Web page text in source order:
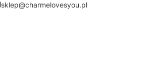
sklep@charmelovesyou.pl